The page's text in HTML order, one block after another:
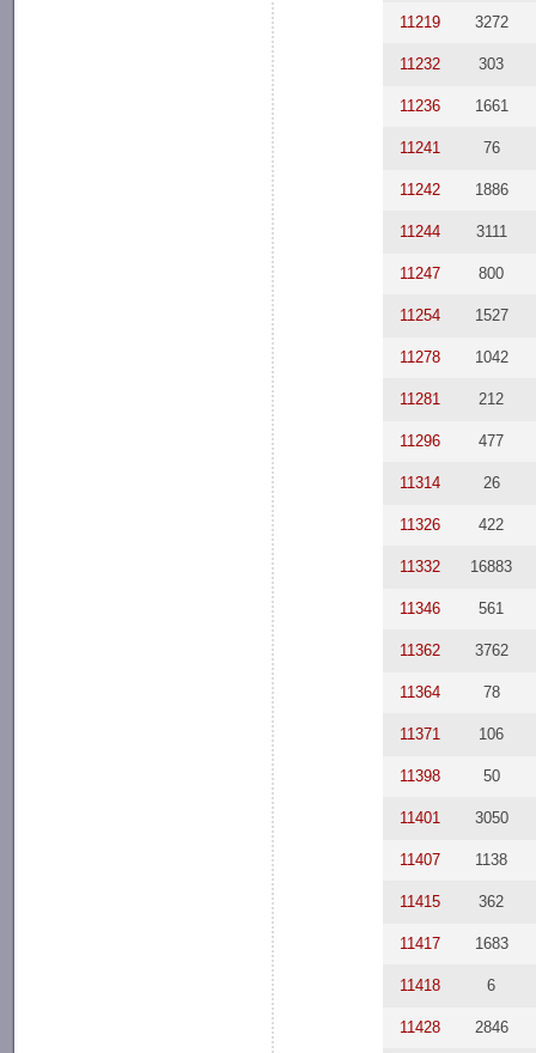
11219 3272
11232 303
11236 1661
11241 76
11242 1886
11244 3111
11247 800
11254 1527
11278 1042
11281 212
11296 477
11314 26
11326 422
11332 16883
11346 561
11362 3762
11364 78
11371 106
11398 50
11401 3050
11407 1138
11415 362
11417 1683
11418 6
11428 2846